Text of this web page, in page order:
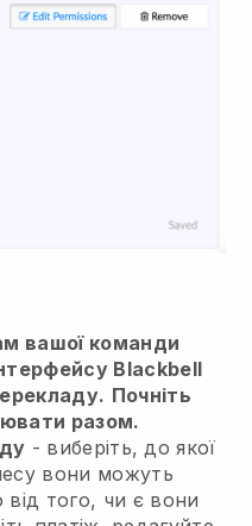
вашої команди
Blackbell
Почніть
разом.
- виберіть, до якої
вони можуть
того, чи є вони